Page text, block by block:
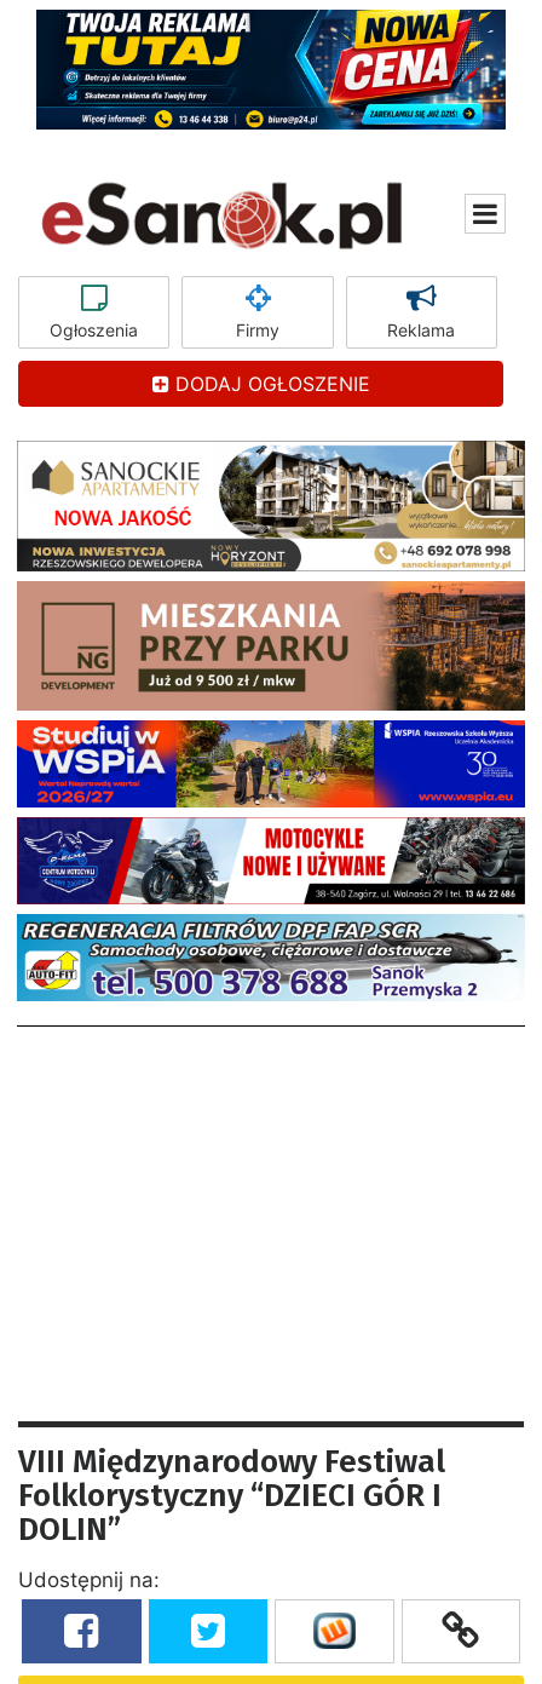
Ogłoszenia Firmy Reklama
DODAJ OGŁOSZENIE
VIII Międzynarodowy Festiwal
Folklorystyczny “DZIECI GÓR I
DOLIN”
Udostępnij na: